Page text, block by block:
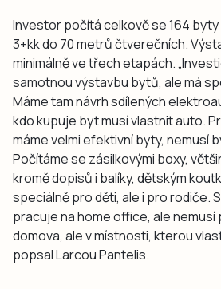
Investor počítá celkově se 164 byty
3+kk do 70 metrů čtverečních.
minimálně ve třech etapách.
samotnou výstavbu bytů, ale má
Máme tam návrh sdílených
kdo kupuje byt musí vlastnit auto.
máme velmi efektivní byty, nemusí
Počítáme se zásilkovými boxy,
kromě dopisů i balíky, dětským
speciálně pro děti, ale i pro rodiče.
pracuje na home office, ale
domova, ale v místnosti, kterou
popsal Larcou Pantelis.